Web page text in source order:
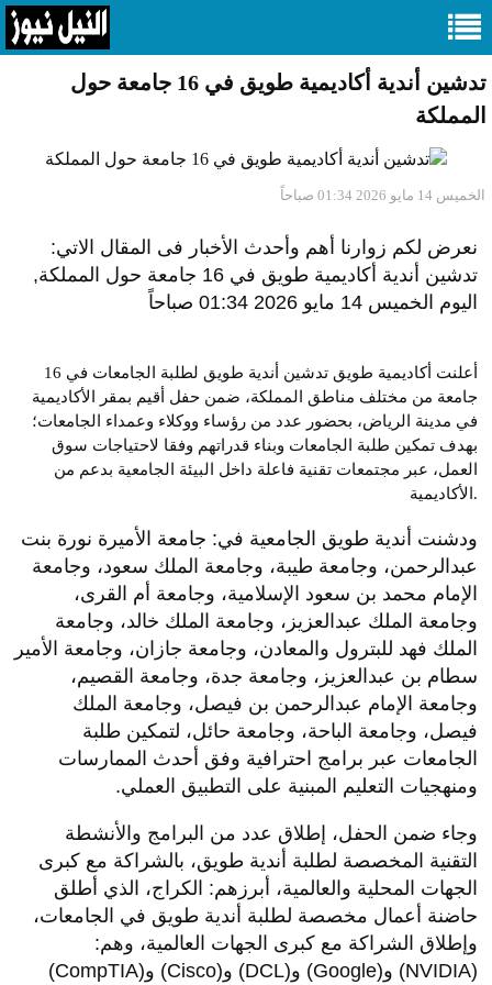
تدشين أندية أكاديمية طويق في 16 جامعة حول
المملكة
الخميس 14 مايو 2026 01:34 صباحاً
نعرض لكم زوارنا أهم وأحدث الأخبار فى المقال الاتي:
تدشين أندية أكاديمية طويق في 16 جامعة حول المملكة,
اليوم الخميس 14 مايو 2026 01:34 صباحاً
أعلنت أكاديمية طويق تدشين أندية طويق لطلبة الجامعات في 16
جامعة من مختلف مناطق المملكة، ضمن حفل أقيم بمقر الأكاديمية
في مدينة الرياض، بحضور عدد من رؤساء ووكلاء وعمداء الجامعات؛
بهدف تمكين طلبة الجامعات وبناء قدراتهم وفقا لاحتياجات سوق
العمل، عبر مجتمعات تقنية فاعلة داخل البيئة الجامعية بدعم من
الأكاديمية.
ودشنت أندية طويق الجامعية في: جامعة الأميرة نورة بنت
عبدالرحمن، وجامعة طيبة، وجامعة الملك سعود، وجامعة
الإمام محمد بن سعود الإسلامية، وجامعة أم القرى،
وجامعة الملك عبدالعزيز، وجامعة الملك خالد، وجامعة
الملك فهد للبترول والمعادن، وجامعة جازان، وجامعة الأمير
سطام بن عبدالعزيز، وجامعة جدة، وجامعة القصيم،
وجامعة الإمام عبدالرحمن بن فيصل، وجامعة الملك
فيصل، وجامعة الباحة، وجامعة حائل، لتمكين طلبة
الجامعات عبر برامج احترافية وفق أحدث الممارسات
ومنهجيات التعليم المبنية على التطبيق العملي.
وجاء ضمن الحفل، إطلاق عدد من البرامج والأنشطة
التقنية المخصصة لطلبة أندية طويق، بالشراكة مع كبرى
الجهات المحلية والعالمية، أبرزهم: الكراج، الذي أطلق
حاضنة أعمال مخصصة لطلبة أندية طويق في الجامعات،
وإطلاق الشراكة مع كبرى الجهات العالمية، وهم:
(NVIDIA) و(Google) و(DCL) و(Cisco) و(CompTIA)